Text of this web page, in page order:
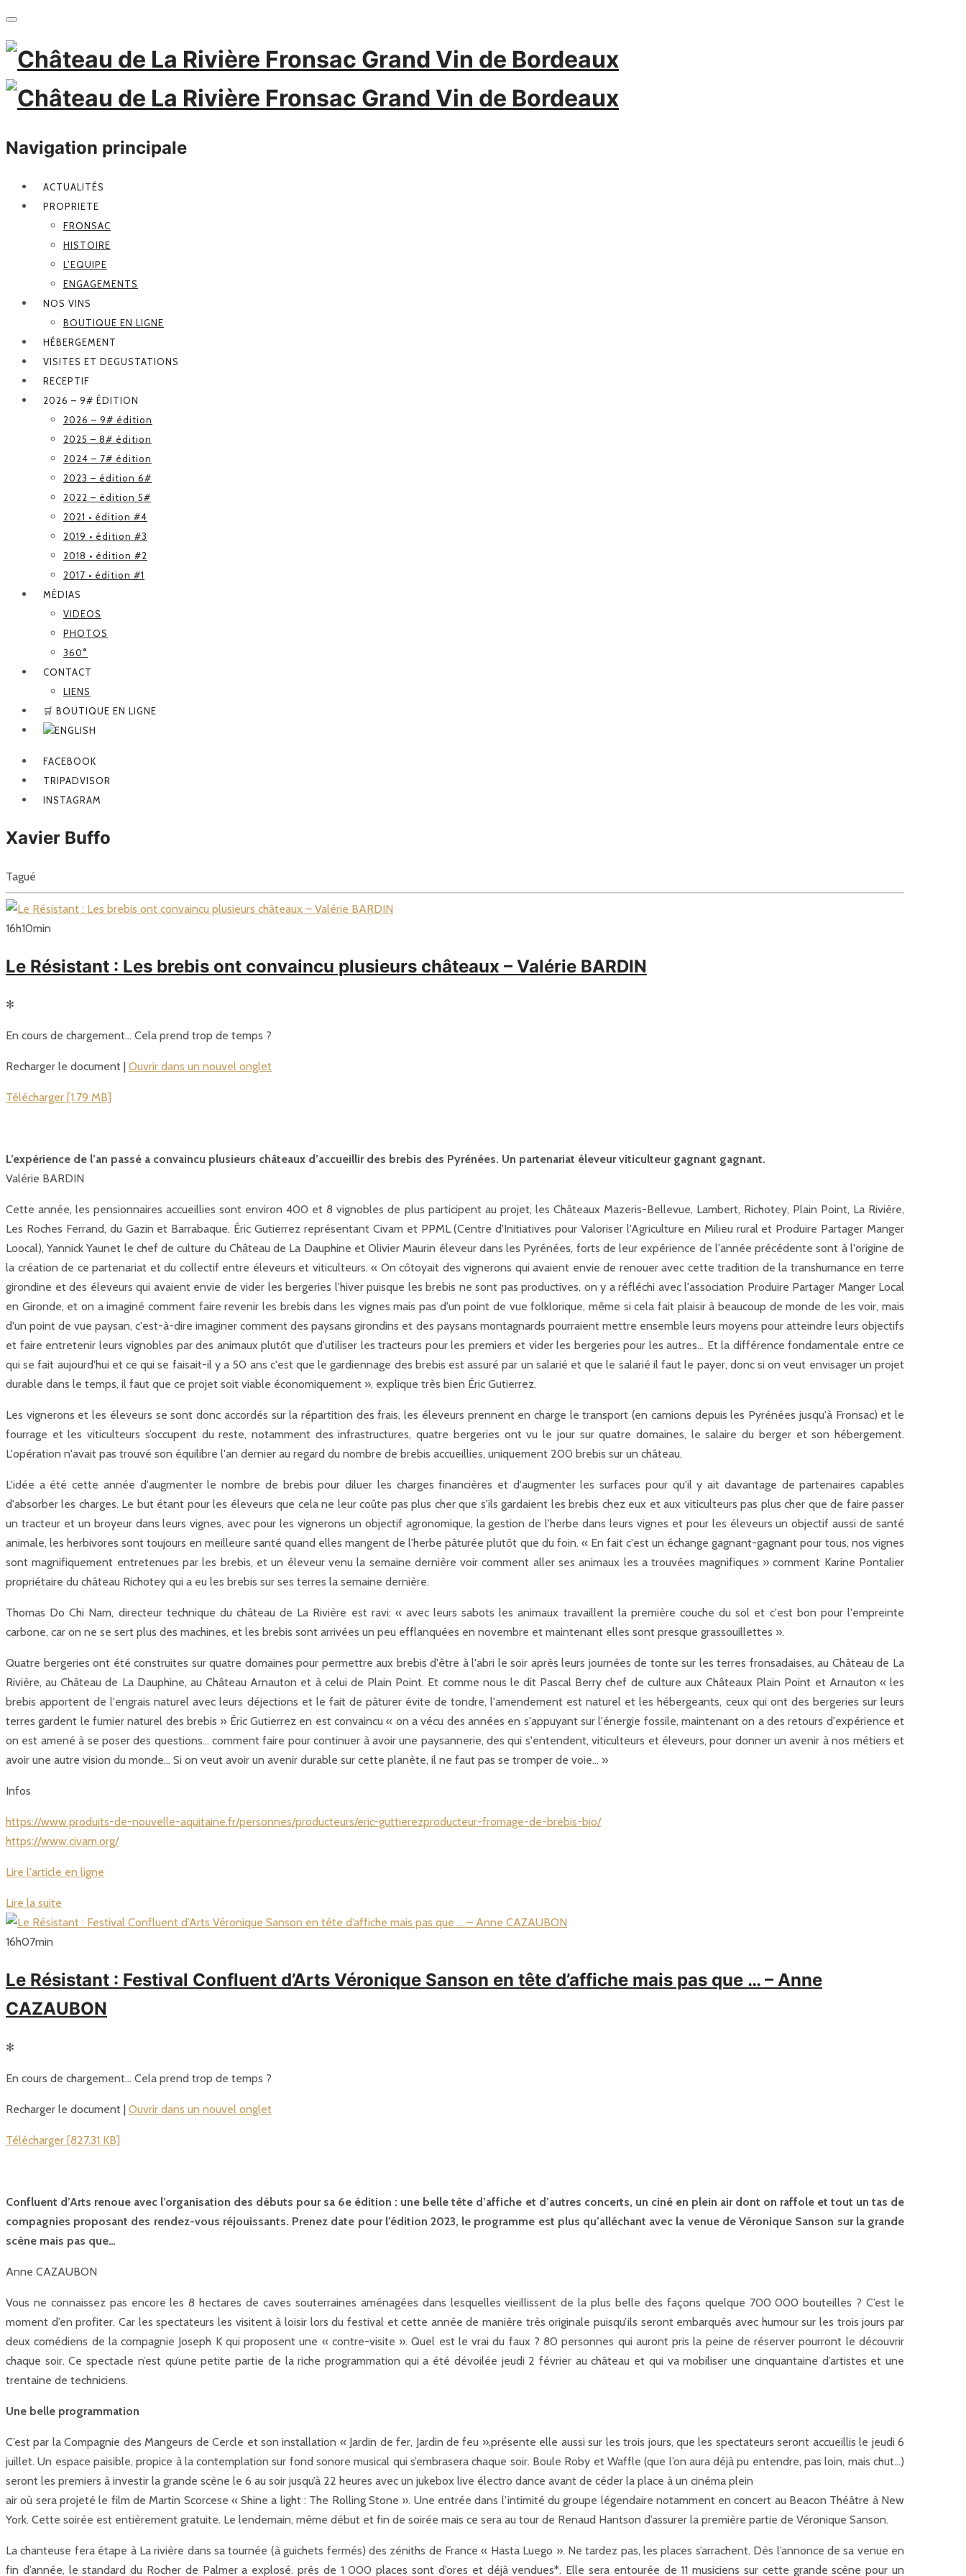
Navigation principale
ACTUALITÉS
PROPRIETE
FRONSAC
HISTOIRE
L’EQUIPE
ENGAGEMENTS
NOS VINS
BOUTIQUE EN LIGNE
HÉBERGEMENT
VISITES ET DEGUSTATIONS
RECEPTIF
2026 – 9# ÉDITION
2026 – 9# édition
2025 – 8# édition
2024 – 7# édition
2023 – édition 6#
2022 – édition 5#
2021 • édition #4
2019 • édition #3
2018 • édition #2
2017 • édition #1
MÉDIAS
VIDEOS
PHOTOS
360°
CONTACT
LIENS
🛒 BOUTIQUE EN LIGNE
FACEBOOK
TRIPADVISOR
INSTAGRAM
Xavier Buffo
Tagué
16h10min
Le Résistant : Les brebis ont convaincu plusieurs châteaux – Valérie BARDIN
✻
En cours de chargement… Cela prend trop de temps ?
Recharger le document | Ouvrir dans un nouvel onglet
Télécharger [1.79 MB]
L’expérience de l’an passé a convaincu plusieurs châteaux d’accueillir des brebis des Pyrénées. Un partenariat éleveur viticulteur gagnant gagnant.
Valérie BARDIN
Cette année, les pensionnaires accueillies sont environ 400 et 8 vignobles de plus participent au projet, les Châteaux Mazeris-Bellevue, Lambert, Richotey, Plain Point, La Rivière,
Les Roches Ferrand, du Gazin et Barrabaque. Éric Gutierrez représentant Civam et PPML (Centre d'Initiatives pour Valoriser l'Agriculture en Milieu rural et Produire Partager Manger
Loocal), Yannick Yaunet le chef de culture du Château de La Dauphine et Olivier Maurin éleveur dans les Pyrénées, forts de leur expérience de l'année précédente sont à l'origine de
la création de ce partenariat et du collectif entre éleveurs et viticulteurs. « On côtoyait des vignerons qui avaient envie de renouer avec cette tradition de la transhumance en terre
girondine et des éleveurs qui avaient envie de vider les bergeries l'hiver puisque les brebis ne sont pas productives, on y a réfléchi avec l'association Produire Partager Manger Local
en Gironde, et on a imaginé comment faire revenir les brebis dans les vignes mais pas d'un point de vue folklorique, même si cela fait plaisir à beaucoup de monde de les voir, mais
d'un point de vue paysan, c'est-à-dire imaginer comment des paysans girondins et des paysans montagnards pourraient mettre ensemble leurs moyens pour atteindre leurs objectifs
et faire entretenir leurs vignobles par des animaux plutôt que d'utiliser les tracteurs pour les premiers et vider les bergeries pour les autres… Et la différence fondamentale entre ce
qui se fait aujourd'hui et ce qui se faisait-il y a 50 ans c'est que le gardiennage des brebis est assuré par un salarié et que le salarié il faut le payer, donc si on veut envisager un projet
durable dans le temps, il faut que ce projet soit viable économiquement », explique très bien Éric Gutierrez.
Les vignerons et les éleveurs se sont donc accordés sur la répartition des frais, les éleveurs prennent en charge le transport (en camions depuis les Pyrénées jusqu'à Fronsac) et le
fourrage et les viticulteurs s’occupent du reste, notamment des infrastructures, quatre bergeries ont vu le jour sur quatre domaines, le salaire du berger et son hébergement.
L'opération n'avait pas trouvé son équilibre l'an dernier au regard du nombre de brebis accueillies, uniquement 200 brebis sur un château.
L'idée a été cette année d'augmenter le nombre de brebis pour diluer les charges financières et d'augmenter les surfaces pour qu'il y ait davantage de partenaires capables
d'absorber les charges. Le but étant pour les éleveurs que cela ne leur coûte pas plus cher que s'ils gardaient les brebis chez eux et aux viticulteurs pas plus cher que de faire passer
un tracteur et un broyeur dans leurs vignes, avec pour les vignerons un objectif agronomique, la gestion de l'herbe dans leurs vignes et pour les éleveurs un objectif aussi de santé
animale, les herbivores sont toujours en meilleure santé quand elles mangent de l'herbe pâturée plutôt que du foin. « En fait c'est un échange gagnant-gagnant pour tous, nos vignes
sont magnifiquement entretenues par les brebis, et un éleveur venu la semaine dernière voir comment aller ses animaux les a trouvées magnifiques » comment Karine Pontalier
propriétaire du château Richotey qui a eu les brebis sur ses terres la semaine dernière.
Thomas Do Chi Nam, directeur technique du château de La Rivière est ravi: « avec leurs sabots les animaux travaillent la première couche du sol et c'est bon pour l'empreinte
carbone, car on ne se sert plus des machines, et les brebis sont arrivées un peu efflanquées en novembre et maintenant elles sont presque grassouillettes ».
Quatre bergeries ont été construites sur quatre domaines pour permettre aux brebis d'être à l'abri le soir après leurs journées de tonte sur les terres fronsadaises, au Château de La
Rivière, au Château de La Dauphine, au Château Arnauton et à celui de Plain Point. Et comme nous le dit Pascal Berry chef de culture aux Châteaux Plain Point et Arnauton « les
brebis apportent de l'engrais naturel avec leurs déjections et le fait de pâturer évite de tondre, l'amendement est naturel et les hébergeants, ceux qui ont des bergeries sur leurs
terres gardent le fumier naturel des brebis » Éric Gutierrez en est convaincu « on a vécu des années en s'appuyant sur l'énergie fossile, maintenant on a des retours d'expérience et
on est amené à se poser des questions… comment faire pour continuer à avoir une paysannerie, des qui s'entendent, viticulteurs et éleveurs, pour donner un avenir à nos métiers et
avoir une autre vision du monde… Si on veut avoir un avenir durable sur cette planète, il ne faut pas se tromper de voie… »
Infos
https://www.produits-de-nouvelle-aquitaine.fr/personnes/producteurs/eric-guttierezproducteur-fromage-de-brebis-bio/
https://www.civam.org/
Lire l'article en ligne
Lire la suite
16h07min
Le Résistant : Festival Confluent d’Arts Véronique Sanson en tête d’affiche mais pas que … – Anne
CAZAUBON
✻
En cours de chargement… Cela prend trop de temps ?
Recharger le document | Ouvrir dans un nouvel onglet
Télécharger [827.31 KB]
Confluent d’Arts renoue avec l’organisation des débuts pour sa 6e édition : une belle tête d’affiche et d’autres concerts, un ciné en plein air dont on raffole et tout un tas de
compagnies proposant des rendez-vous réjouissants. Prenez date pour l’édition 2023, le programme est plus qu’alléchant avec la venue de Véronique Sanson sur la grande
scène mais pas que…
Anne CAZAUBON
Vous ne connaissez pas encore les 8 hectares de caves souterraines aménagées dans lesquelles vieillissent de la plus belle des façons quelque 700 000 bouteilles ? C’est le
moment d’en profiter. Car les spectateurs les visitent à loisir lors du festival et cette année de manière très originale puisqu’ils seront embarqués avec humour sur les trois jours par
deux comédiens de la compagnie Joseph K qui proposent une « contre-visite ». Quel est le vrai du faux ? 80 personnes qui auront pris la peine de réserver pourront le découvrir
chaque soir. Ce spectacle n’est qu’une petite partie de la riche programmation qui a été dévoilée jeudi 2 février au château et qui va mobiliser une cinquantaine d’artistes et une
trentaine de techniciens.
Une belle programmation
C’est par la Compagnie des Mangeurs de Cercle et son installation « Jardin de fer, Jardin de feu »,présente elle aussi sur les trois jours, que les spectateurs seront accueillis le jeudi 6
juillet. Un espace paisible, propice à la contemplation sur fond sonore musical qui s’embrasera chaque soir. Boule Roby et Waffle (que l’on aura déjà pu entendre, pas loin, mais chut…)
seront les premiers à investir la grande scène le 6 au soir jusqu’à 22 heures avec un jukebox live électro dance avant de céder la place à un cinéma plein
air où sera projeté le film de Martin Scorcese « Shine a light : The Rolling Stone ». Une entrée dans l’intimité du groupe légendaire notamment en concert au Beacon Théâtre à New
York. Cette soirée est entièrement gratuite. Le lendemain, même début et fin de soirée mais ce sera au tour de Renaud Hantson d’assurer la première partie de Véronique Sanson.
La chanteuse fera étape à La rivière dans sa tournée (à guichets fermés) des zéniths de France « Hasta Luego ». Ne tardez pas, les places s’arrachent. Dès l’annonce de sa venue en
fin d’année, le standard du Rocher de Palmer a explosé. près de 1 000 places sont d’ores et déjà vendues*. Elle sera entourée de 11 musiciens sur cette grande scène pour un